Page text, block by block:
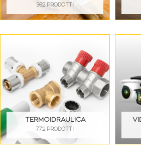
562 PRODOTTI
TERMOIDRAULICA
772 PRODOTTI